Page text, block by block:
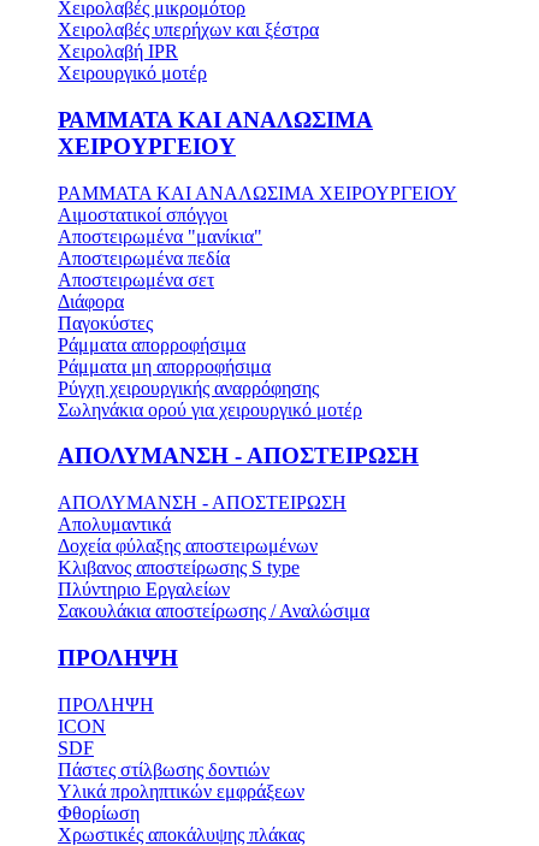
Χειρολαβές μικρομότορ
Χειρολαβές υπερήχων και ξέστρα
Χειρολαβή IPR
Χειρουργικό μοτέρ
ΡΑΜΜΑΤΑ ΚΑΙ ΑΝΑΛΩΣΙΜΑ
ΧΕΙΡΟΥΡΓΕΙΟΥ
ΡΑΜΜΑΤΑ ΚΑΙ ΑΝΑΛΩΣΙΜΑ ΧΕΙΡΟΥΡΓΕΙΟΥ
Αιμοστατικοί σπόγγοι
Αποστειρωμένα "μανίκια"
Αποστειρωμένα πεδία
Αποστειρωμένα σετ
Διάφορα
Παγοκύστες
Ράμματα απορροφήσιμα
Ράμματα μη απορροφήσιμα
Ρύγχη χειρουργικής αναρρόφησης
Σωληνάκια ορού για χειρουργικό μοτέρ
ΑΠΟΛΥΜΑΝΣΗ - ΑΠΟΣΤΕΙΡΩΣΗ
ΑΠΟΛΥΜΑΝΣΗ - ΑΠΟΣΤΕΙΡΩΣΗ
Απολυμαντικά
Δοχεία φύλαξης αποστειρωμένων
Κλιβανος αποστείρωσης S type
Πλύντηριο Εργαλείων
Σακουλάκια αποστείρωσης / Αναλώσιμα
ΠΡΟΛΗΨΗ
ΠΡΟΛΗΨΗ
ICON
SDF
Πάστες στίλβωσης δοντιών
Υλικά προληπτικών εμφράξεων
Φθορίωση
Χρωστικές αποκάλυψης πλάκας